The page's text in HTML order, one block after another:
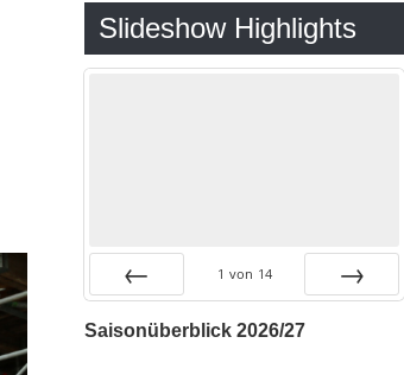
Slideshow Highlights
1 von 14
Saisonüberblick 2026/27